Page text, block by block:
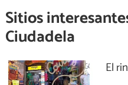
Sitios
Ciudadela
El